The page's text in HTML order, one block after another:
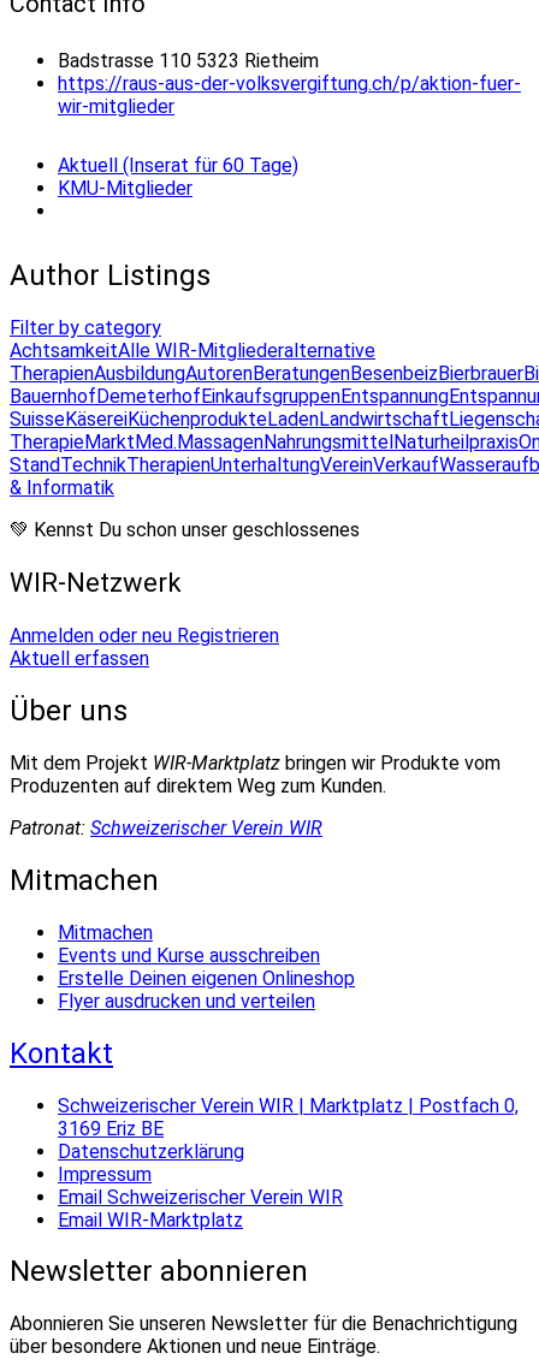
Badstrasse 110 5323 Rietheim
https://raus-aus-der-volksvergiftung.ch/p/aktion-fuer-
wir-mitglieder
Aktuell (Inserat für 60 Tage)
KMU-Mitglieder
Author Listings
Filter by category
AchtsamkeitAlle WIR-Mitgliederalternative
TherapienAusbildungAutorenBeratungenBesenbeizBierbrauer
BauernhofDemeterhofEinkaufsgruppenEntspannung
SuisseKäsereiKüchenprodukteLadenLandwirtschaft
TherapieMarktMed.MassagenNahrungsmittelNaturheilpraxis
StandTechnikTherapienUnterhaltungVereinVerkauf
& Informatik
💚 Kennst Du schon unser geschlossenes
WIR-Netzwerk
Anmelden oder neu Registrieren
Aktuell erfassen
Über uns
Mit dem Projekt WIR-Marktplatz bringen wir Produkte vom
Produzenten auf direktem Weg zum Kunden.
Patronat: Schweizerischer Verein WIR
Mitmachen
Mitmachen
Events und Kurse ausschreiben
Erstelle Deinen eigenen Onlineshop
Flyer ausdrucken und verteilen
Kontakt
Schweizerischer Verein WIR | Marktplatz | Postfach 0,
3169 Eriz BE
Datenschutzerklärung
Impressum
Email Schweizerischer Verein WIR
Email WIR-Marktplatz
Newsletter abonnieren
Abonnieren Sie unseren Newsletter für die Benachrichtigung
über besondere Aktionen und neue Einträge.